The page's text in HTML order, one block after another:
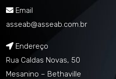
Email
asseab@asseab.com.br
Endereço
Rua Caldas Novas, 50
Mesanino – Bethaville